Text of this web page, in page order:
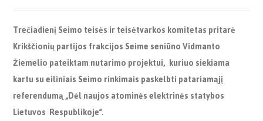
Trečiadienį Seimo teisės ir teisėtvarkos komitetas pritarė
Krikščionių partijos frakcijos Seime seniūno Vidmanto
Žiemelio pateiktam nutarimo projektui, kuriuo siekiama
kartu su eiliniais Seimo rinkimais paskelbti patariamąjį
referendumą „Dėl naujos atominės elektrinės statybos
Lietuvos Respublikoje“.